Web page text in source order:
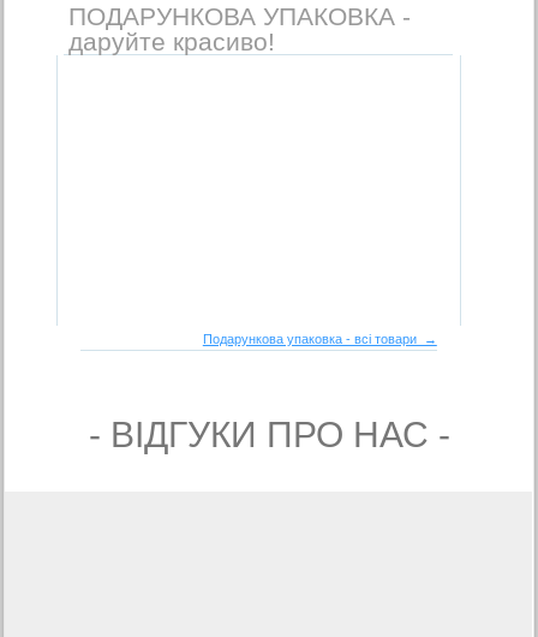
ПОДАРУНКОВА УПАКОВКА -
даруйте красиво!
Подарункова упаковка - всі товари →
- ВIДГУКИ ПРО НАС -